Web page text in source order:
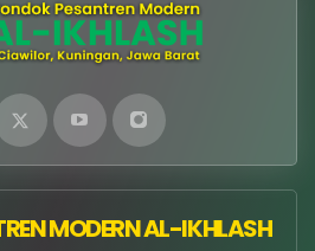
MODERN AL-IKHLASH